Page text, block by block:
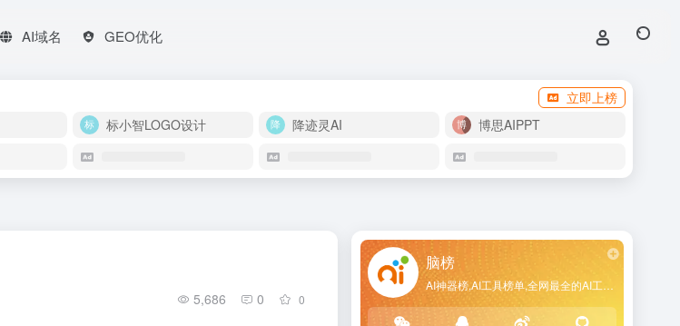
AI域名 GEO优化
立即上榜
标小智LOGO设计 降迹灵AI
博思AIPPT
5,686 0 0
脑榜
AI神器榜,AI工具榜单,全网最全的AI工具导航网站